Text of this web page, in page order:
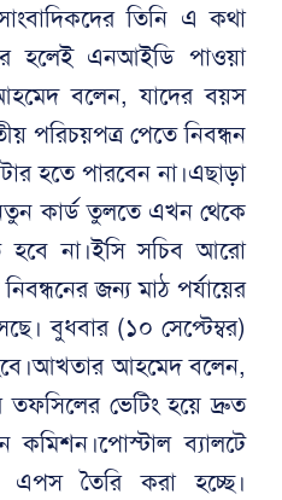
তিনি এ কথা
হলেই এনআইডি পাওয়া
বলেন, ‎‎যাদের বয়স
পরিচয়পত্র পেতে নিবন্ধন
হতে পারবেন না।এছাড়া
কার্ড তুলতে এখন থেকে
না।ইসি সচিব আরো
জন্য মাঠ পর্যায়ের
বুধবার (১০ সেপ্টেম্বর)
আহমেদ বলেন,
তফসিলের ভেটিং হয়ে দ্রুত
কমিশন।‎‎পোস্টাল ব্যালটে
এপস তৈরি করা হচ্ছে।